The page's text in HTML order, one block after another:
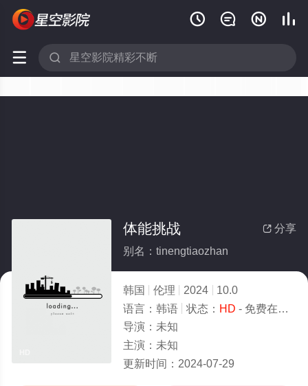
   
 
 分享
体能挑战
别名：tinengtiaozhan
韩国 伦理 2024
10.0
语言： 韩语 状态： HD - 免费在线观看
导演： 未知
主演： 未知
更新时间： 2024-07-29